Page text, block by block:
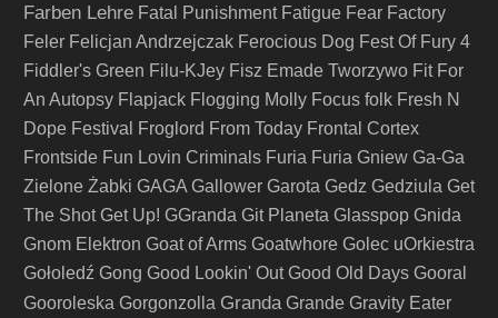
Farben Lehre Fatal Punishment Fatigue Fear Factory
Feler Felicjan Andrzejczak Ferocious Dog Fest Of Fury 4
Fiddler's Green Filu-KJey Fisz Emade Tworzywo Fit For
An Autopsy Flapjack Flogging Molly Focus folk Fresh N
Dope Festival
Froglord From Today Frontal Cortex
Frontside Fun Lovin Criminals Furia Furia Gniew Ga-Ga
Zielone Żabki GAGA Gallower Garota Gedz Gedziula Get
The Shot Get Up! GGranda Git Planeta Glasspop Gnida
Gnom Elektron Goat of Arms Goatwhore Golec uOrkiestra
Gołoledź Gong Good Lookin' Out Good Old Days Gooral
Gooroleska Gorgonzolla Granda Grande Gravity Eater